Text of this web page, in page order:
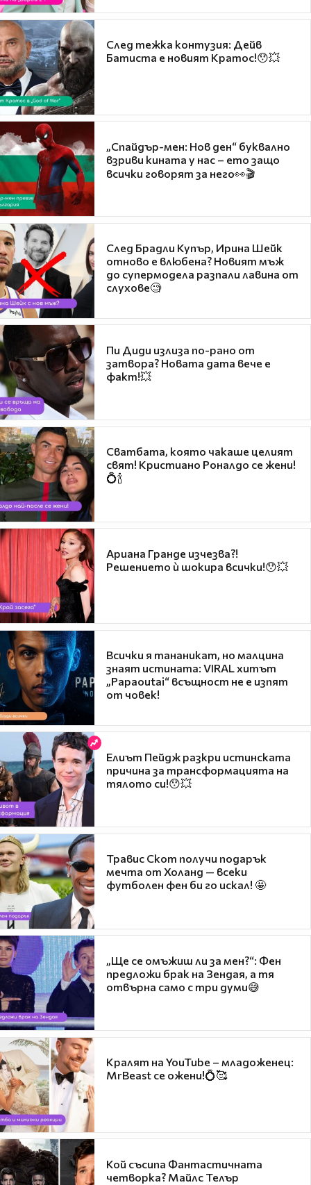
След тежка контузия: Дейв
Батиста е новият Кратос!😯💥
„Спайдър-мен: Нов ден“ буквално
взриви кината у нас – ето защо
всички говорят за него👀🎬
След Брадли Купър, Ирина Шейк
отново е влюбена? Новият мъж
до супермодела разпали лавина от
слухове🧐
Пи Диди излиза по-рано от
затвора? Новата дата вече е
факт!💥
Сватбата, която чакаше целият
свят! Кристиано Роналдо се жени!
💍🍾
Ариана Гранде изчезва?!
Решението ѝ шокира всички!😯💥
Всички я тананикат, но малцина
знаят истината: VIRAL хитът
„Papaoutai“ всъщност не е изпят
от човек!
Елиът Пейдж разкри истинската
причина за трансформацията на
тялото си!😯💥
Травис Скот получи подарък
мечта от Холанд — всеки
футболен фен би го искал! 🤩
„Ще се омъжиш ли за мен?“: Фен
предложи брак на Зендая, а тя
отвърна само с три думи😅
Кралят на YouTube – младоженец:
MrBeast се ожени!💍🥰
Кой съсипа Фантастичната
четворка? Майлс Телър